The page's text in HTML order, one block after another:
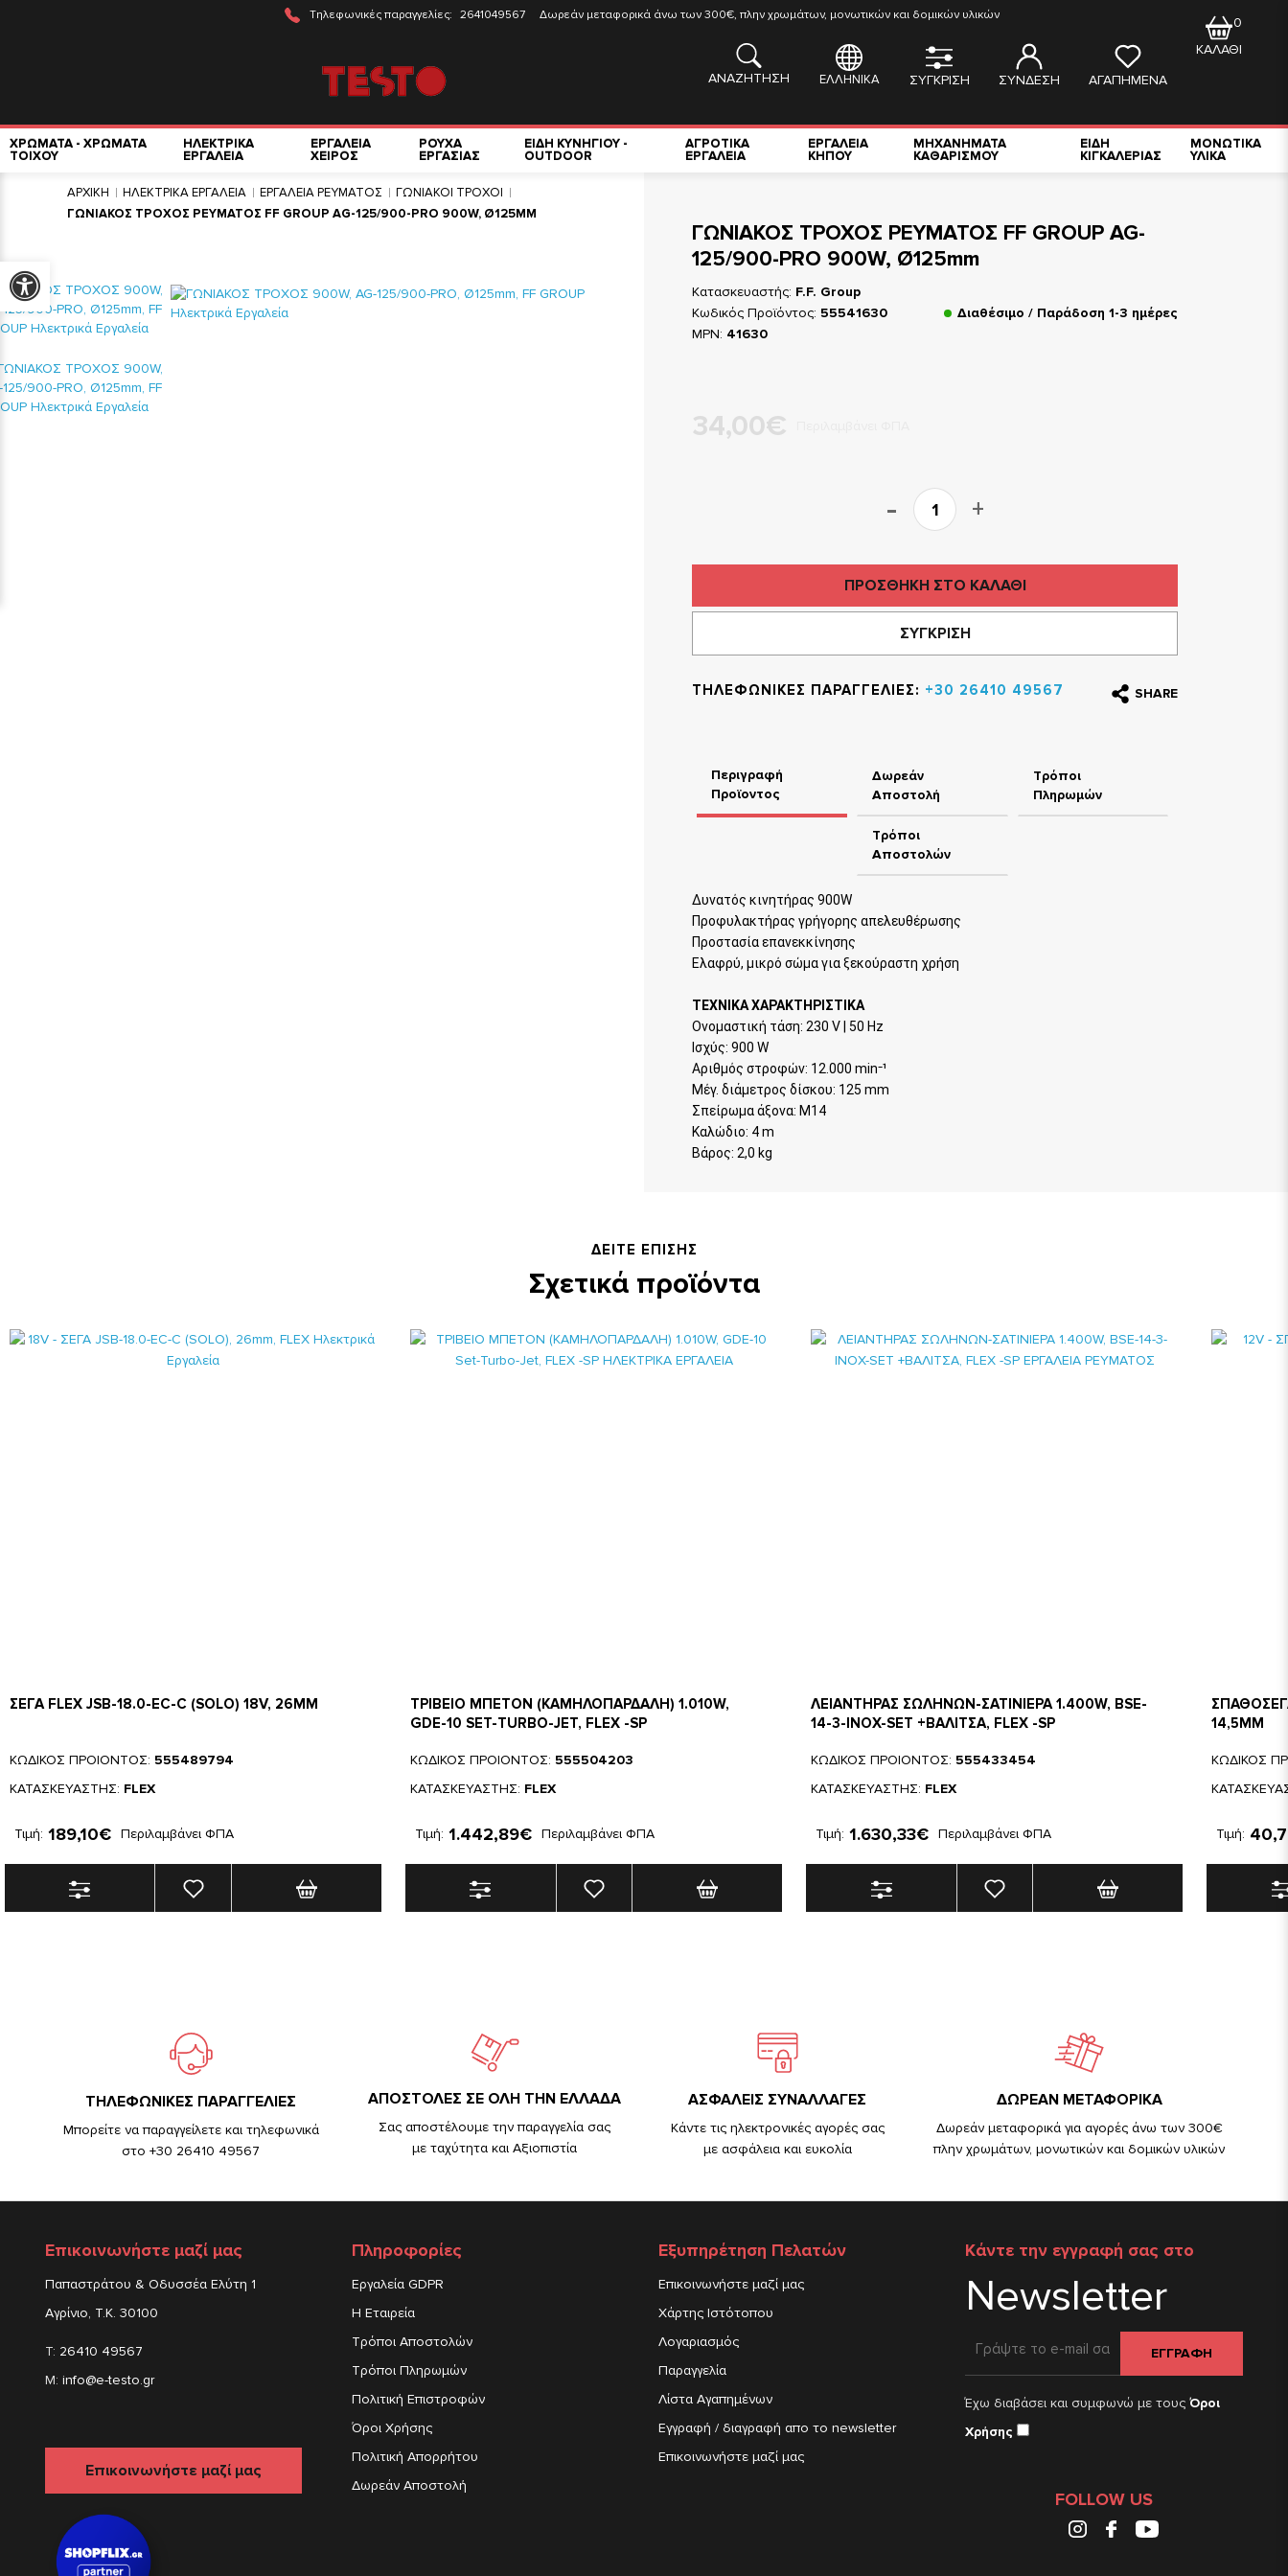
Τηλεφωνικές παραγγελίες: 2641049567 Δωρεάν μεταφορικά άνω των 300€, πλην χρωμάτων, μονωτικών και δομικών υλικών
ΑΝΑΖΗΤΗΣΗ ΕΛΛΗΝΙΚΑ ΣΥΓΚΡΙΣΗ ΣΥΝΔΕΣΗ ΑΓΑΠΗΜΕΝΑ
ΚΑΛΑΘΙ
0
ΧΡΩΜΑΤΑ - ΧΡΩΜΑΤΑ
ΤΟΙΧΟΥ
ΗΛΕΚΤΡΙΚΑ
ΕΡΓΑΛΕΙΑ
ΕΡΓΑΛΕΙΑ
ΧΕΙΡΟΣ
ΡΟΥΧΑ
ΕΡΓΑΣΙΑΣ
ΕΙΔΗ ΚΥΝΗΓΙΟΥ -
OUTDOOR
ΑΓΡΟΤΙΚΑ
ΕΡΓΑΛΕΙΑ
ΕΡΓΑΛΕΙΑ
ΚΗΠΟΥ
ΜΗΧΑΝΗΜΑΤΑ
ΚΑΘΑΡΙΣΜΟΥ
ΕΙΔΗ
ΚΙΓΚΑΛΕΡΙΑΣ
ΜΟΝΩΤΙΚΑ
ΥΛΙΚΑ
ΑΡΧΙΚΗ ΗΛΕΚΤΡΙΚΑ ΕΡΓΑΛΕΙΑ ΕΡΓΑΛΕΙΑ ΡΕΥΜΑΤΟΣ
ΓΩΝΙΑΚΟΙ ΤΡΟΧΟΙ
ΓΩΝΙΑΚΟΣ ΤΡΟΧΟΣ ΡΕΥΜΑΤΟΣ FF GROUP AG-125/900-PRO 900W, Ø125MM
ΓΩΝΙΑΚΟΣ ΤΡΟΧΟΣ ΡΕΥΜΑΤΟΣ FF GROUP AG-
125/900-PRO 900W, Ø125mm
Κατασκευαστής: F.F. Group
Κωδικός Προϊόντος: 55541630
Διαθέσιμο / Παράδοση 1-3 ημέρες
MPN: 41630
34,00€
ΠΡΟΣΘΗΚΗ ΣΤΟ ΚΑΛΑΘΙ
ΣΥΓΚΡΙΣΗ
ΤΗΛΕΦΩΝΙΚΕΣ ΠΑΡΑΓΓΕΛΙΕΣ: +30 26410 49567 SHARE
Περιγραφή
Προϊοντος
Δωρεάν
Αποστολή
Τρόποι
Πληρωμών
Τρόποι
Αποστολών
Δυνατός κινητήρας 900W
Προφυλακτήρας γρήγορης απελευθέρωσης
Προστασία επανεκκίνησης
Ελαφρύ, μικρό σώμα για ξεκούραστη χρήση
ΤΕΧΝΙΚΑ ΧΑΡΑΚΤΗΡΙΣΤΙΚΑ
Ονομαστική τάση: 230 V | 50 Hz
Ισχύς: 900 W
Αριθμός στροφών: 12.000 min⁻¹
Μέγ. διάμετρος δίσκου: 125 mm
Σπείρωμα άξονα: M14
Καλώδιο: 4 m
Βάρος: 2,0 kg
ΔΕΙΤΕ ΕΠΙΣΗΣ
Σχετικά προϊόντα
ΣΕΓΑ FLEX JSB-18.0-EC-C (SOLO) 18V, 26MM
ΚΩΔΙΚΟΣ ΠΡΟΙΟΝΤΟΣ: 555489794
ΚΑΤΑΣΚΕΥΑΣΤΗΣ: FLEX
Τιμή: 189,10€ Περιλαμβάνει ΦΠΑ
ΤΡΙΒΕΙΟ ΜΠΕΤΟΝ (ΚΑΜΗΛΟΠΑΡΔΑΛΗ) 1.010W,
GDE-10 SET-TURBO-JET, FLEX -SP
ΚΩΔΙΚΟΣ ΠΡΟΙΟΝΤΟΣ: 555504203
ΚΑΤΑΣΚΕΥΑΣΤΗΣ: FLEX
Τιμή: 1.442,89€ Περιλαμβάνει ΦΠΑ
ΛΕΙΑΝΤΗΡΑΣ ΣΩΛΗΝΩΝ-ΣΑΤΙΝΙΕΡΑ 1.400W, BSE-
14-3-INOX-SET +ΒΑΛΙΤΣΑ, FLEX -SP
ΚΩΔΙΚΟΣ ΠΡΟΙΟΝΤΟΣ: 555433454
ΚΑΤΑΣΚΕΥΑΣΤΗΣ: FLEX
Τιμή: 1.630,33€ Περιλαμβάνει ΦΠΑ
14,5MM
ΚΩΔΙΚΟΣ
Τιμή:
TΗΛΕΦΩΝΙΚΕΣ ΠΑΡΑΓΓΕΛΙΕΣ
Μπορείτε να παραγγείλετε και τηλεφωνικά
στο +30 26410 49567
ΑΠΟΣΤΟΛΕΣ ΣΕ ΟΛΗ ΤΗΝ ΕΛΛΑΔΑ
Σας αποστέλουμε την παραγγελία σας
με ταχύτητα και Αξιοπιστία
ΑΣΦΑΛΕΙΣ ΣΥΝΑΛΛΑΓΕΣ
Κάντε τις ηλεκτρονικές αγορές σας
με ασφάλεια και ευκολία
ΔΩΡΕΑΝ ΜΕΤΑΦΟΡΙΚΑ
Δωρεάν μεταφορικά για αγορές άνω των 300€
πλην χρωμάτων, μονωτικών και δομικών υλικών
Επικοινωνήστε μαζί μας
Παπαστράτου & Οδυσσέα Ελύτη 1
Αγρίνιο, Τ.Κ. 30100
T: 26410 49567
M: info@e-testo.gr
Επικοινωνήστε μαζί μας
Πληροφορίες
Εργαλεία GDPR
Η Εταιρεία
Τρόποι Αποστολών
Τρόποι Πληρωμών
Πολιτική Επιστροφών
Όροι Χρήσης
Πολιτική Απορρήτου
Δωρεάν Αποστολή
Εξυπηρέτηση Πελατών
Επικοινωνήστε μαζί μας
Χάρτης Ιστότοπου
Λογαριασμός
Παραγγελία
Λίστα Αγαπημένων
Εγγραφή / διαγραφή απο το newsletter
Επικοινωνήστε μαζί μας
Κάντε την εγγραφή σας στο
Newsletter
ΕΓΓΡΑΦΗ
Έχω διαβάσει και συμφωνώ με τους Όροι
Χρήσης
FOLLOW US
InstagramFacebookYoutube
Προσβασιμότητα